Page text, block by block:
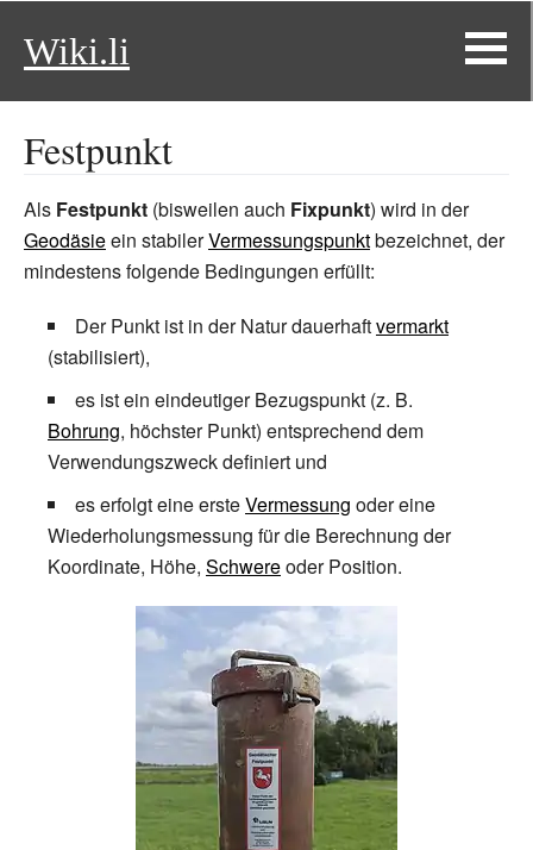
Wiki.li
Festpunkt
Als Festpunkt (bisweilen auch Fixpunkt) wird in der
Geodäsieein stabilerVermessungspunktbezeichnet, der
mindestens folgende Bedingungen erfüllt:
Der Punkt ist in der Natur dauerhaftvermarkt
(stabilisiert),
es ist ein eindeutiger Bezugspunkt (z. B.
Bohrung, höchster Punkt) entsprechend dem
Verwendungszweck definiert und
es erfolgt eine ersteVermessung oder eine
Wiederholungsmessung für die Berechnung der
Koordinate, Höhe, Schwereoder Position.